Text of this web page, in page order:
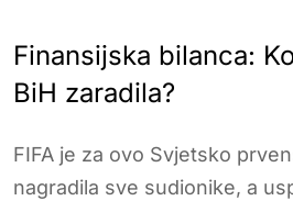
Finansijska bilanca:
BiH zaradila?
FIFA je za ovo Svjetsko
nagradila sve sudionike, a